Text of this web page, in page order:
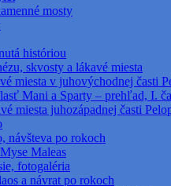
mosty
históriou
skvosty a lákavé miesta
miesta v juhovýchodnej časti
Mani a Sparty – prehľad, I.
miesta juhozápadnej časti
návšteva po rokoch
Maleas
fotogaléria
a návrat po rokoch